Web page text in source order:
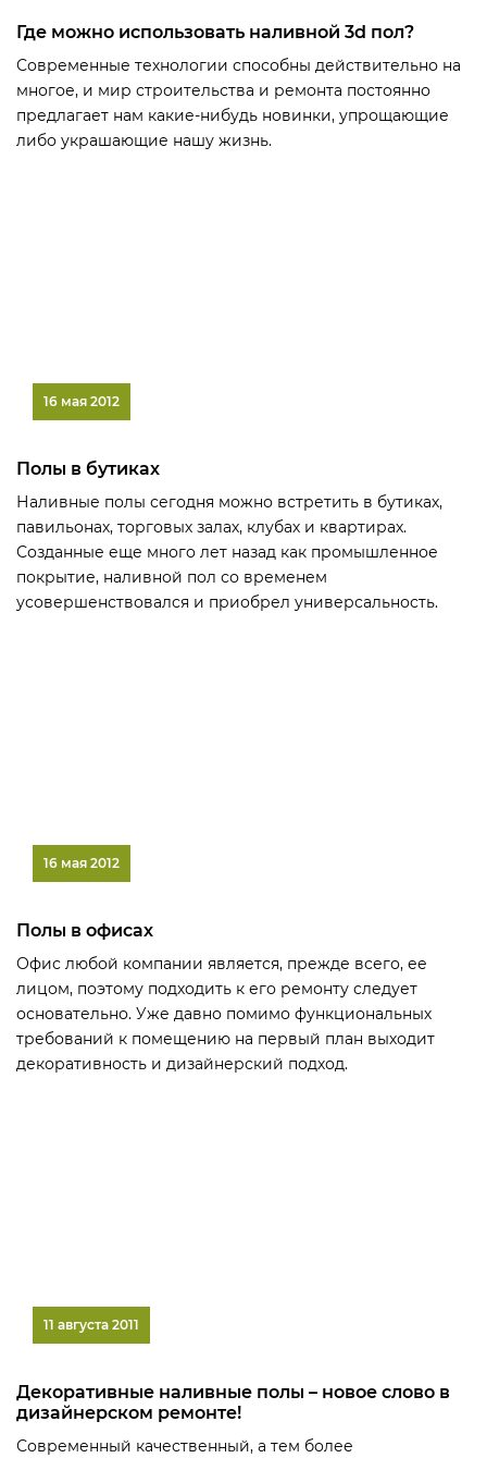
Где можно использовать наливной 3d пол?
Современные технологии способны действительно на
многое, и мир строительства и ремонта постоянно
предлагает нам какие-нибудь новинки, упрощающие
либо украшающие нашу жизнь.
16 мая 2012
Полы в бутиках
Наливные полы сегодня можно встретить в бутиках,
павильонах, торговых залах, клубах и квартирах.
Созданные еще много лет назад как промышленное
покрытие, наливной пол со временем
усовершенствовался и приобрел универсальность.
16 мая 2012
Полы в офисах
Офис любой компании является, прежде всего, ее
лицом, поэтому подходить к его ремонту следует
основательно. Уже давно помимо функциональных
требований к помещению на первый план выходит
декоративность и дизайнерский подход.
11 августа 2011
Декоративные наливные полы – новое слово в
дизайнерском ремонте!
Современный качественный, а тем более